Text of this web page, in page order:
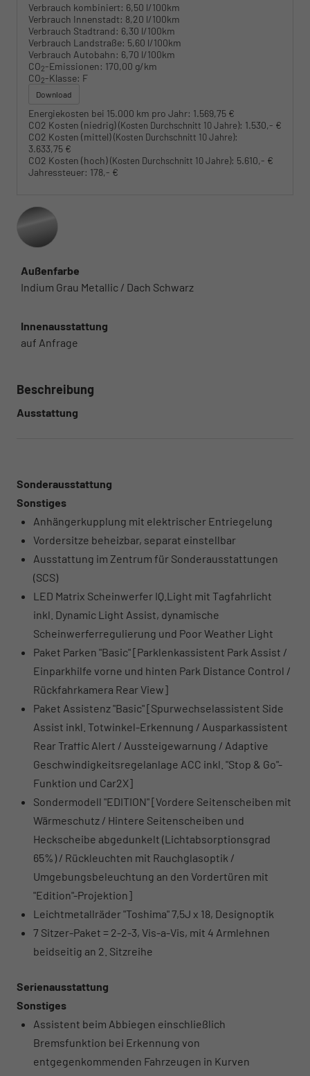
Verbrauch kombiniert: 6,50 l/100km
Verbrauch Innenstadt: 8,20 l/100km
Verbrauch Stadtrand: 6,30 l/100km
Verbrauch Landstraße: 5,60 l/100km
Verbrauch Autobahn: 6,70 l/100km
CO2-Emissionen: 170,00 g/km
CO2-Klasse: F
Download
Energiekosten bei 15.000 km pro Jahr: 1.569,75 €
CO2 Kosten (niedrig)(Kosten Durchschnitt 10 Jahre): 1.530,- €
CO2 Kosten (mittel)(Kosten Durchschnitt 10 Jahre):
3.633,75 €
CO2 Kosten (hoch)(Kosten Durchschnitt 10 Jahre): 5.610,- €
Jahressteuer: 178,- €
Außenfarbe
Indium Grau Metallic / Dach Schwarz
Innenausstattung
auf Anfrage
Beschreibung
Ausstattung
Sonderausstattung
Sonstiges
Anhängerkupplung mit elektrischer Entriegelung
Vordersitze beheizbar, separat einstellbar
Ausstattung im Zentrum für Sonderausstattungen
(SCS)
LED Matrix Scheinwerfer IQ.Light mit Tagfahrlicht
inkl. Dynamic Light Assist, dynamische
Scheinwerferregulierung und Poor Weather Light
Paket Parken "Basic" [Parklenkassistent Park Assist /
Einparkhilfe vorne und hinten Park Distance Control /
Rückfahrkamera Rear View]
Paket Assistenz "Basic" [Spurwechselassistent Side
Assist inkl. Totwinkel-Erkennung / Ausparkassistent
Rear Traffic Alert / Aussteigewarnung / Adaptive
Geschwindigkeitsregelanlage ACC inkl. "Stop & Go"-
Funktion und Car2X]
Sondermodell "EDITION" [Vordere Seitenscheiben mit
Wärmeschutz / Hintere Seitenscheiben und
Heckscheibe abgedunkelt (Lichtabsorptionsgrad
65%) / Rückleuchten mit Rauchglasoptik /
Umgebungsbeleuchtung an den Vordertüren mit
"Edition"-Projektion]
Leichtmetallräder "Toshima" 7,5J x 18, Designoptik
7 Sitzer-Paket = 2-2-3, Vis-a-Vis, mit 4 Armlehnen
beidseitig an 2. Sitzreihe
Serienausstattung
Sonstiges
Assistent beim Abbiegen einschließlich
Bremsfunktion bei Erkennung von
entgegenkommenden Fahrzeugen in Kurven